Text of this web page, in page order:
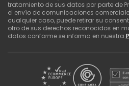
tratamiento de sus datos por parte de
el envío de comunicaciones
cualquier caso, puede retirar su
otro de sus derechos reconocidos en
datos conforme se informa en nuestra